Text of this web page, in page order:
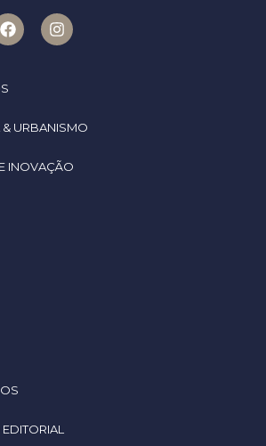
& URBANISMO
INOVAÇÃO